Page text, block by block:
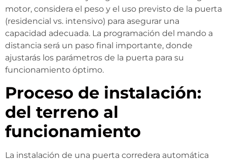
motor, considera el peso y el uso previsto de la puerta
(residencial vs. intensivo) para asegurar una
capacidad adecuada. La programación del mando a
distancia será un paso final importante, donde
ajustarás los parámetros de la puerta para su
funcionamiento óptimo.
Proceso de instalación:
del terreno al
funcionamiento
La instalación de una puerta corredera automática